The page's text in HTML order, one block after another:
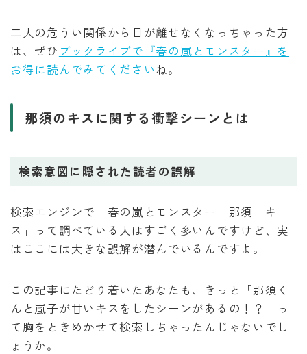
二人の危うい関係から目が離せなくなっちゃった方
は、ぜひ ブックライブで『春の嵐とモンスター』を
お得に読んでみてくださいね。
那須のキスに関する衝撃シーンとは
検索意図に隠された読者の誤解
検索エンジンで「春の嵐とモンスター 那須 キ
ス」って調べている人はすごく多いんですけど、実
はここには大きな誤解が潜んでいるんですよ。
この記事にたどり着いたあなたも、きっと「那須く
んと嵐子が甘いキスをしたシーンがあるの！？」っ
て胸をときめかせて検索しちゃったんじゃないでし
ょうか。